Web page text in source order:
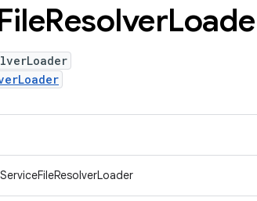
Resolver